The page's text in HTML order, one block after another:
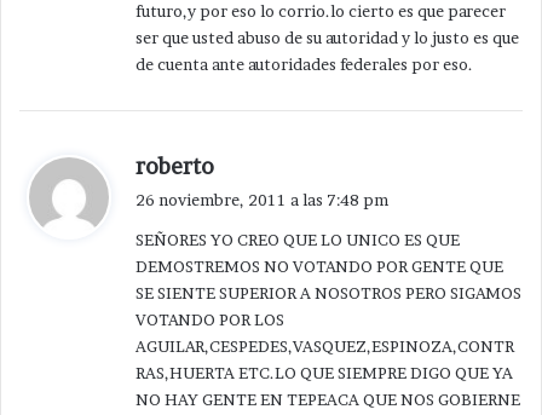
futuro,y por eso lo corrio.lo cierto es que parecer
ser que usted abuso de su autoridad y lo justo es que
de cuenta ante autoridades federales por eso.
roberto
e
:
26 noviembre, 2011 a las 7:48 pm
SEÑORES YO CREO QUE LO UNICO ES QUE
DEMOSTREMOS NO VOTANDO POR GENTE QUE
SE SIENTE SUPERIOR A NOSOTROS PERO SIGAMOS
VOTANDO POR LOS
AGUILAR,CESPEDES,VASQUEZ,ESPINOZA,CONTR
RAS,HUERTA ETC.LO QUE SIEMPRE DIGO QUE YA
NO HAY GENTE EN TEPEACA QUE NOS GOBIERNE